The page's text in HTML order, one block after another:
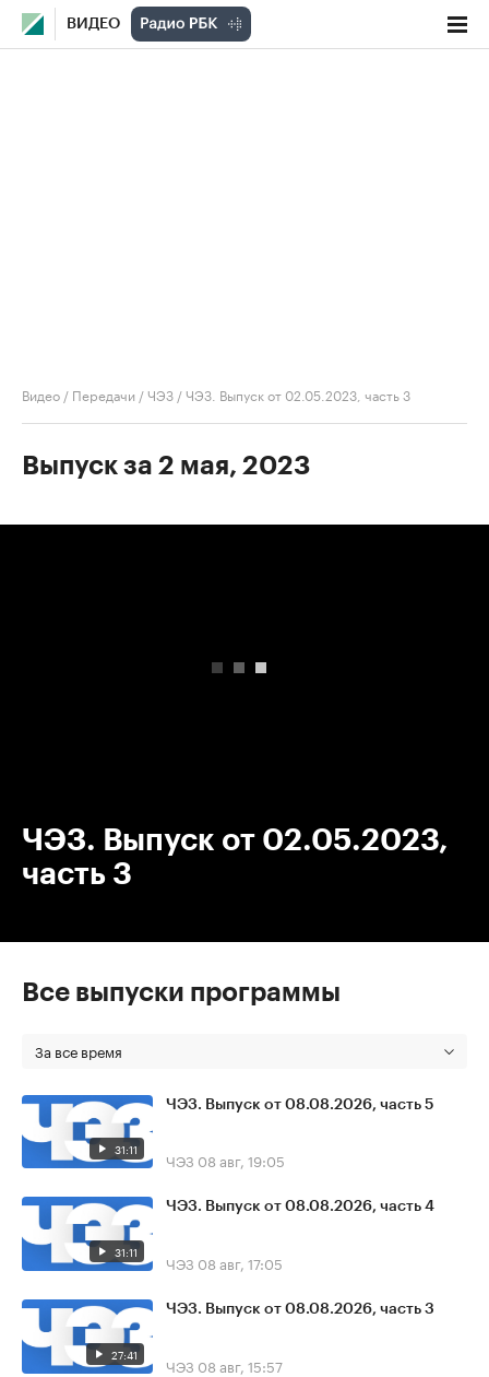
ВИДЕО
Видео / Передачи /ЧЭЗ /ЧЭЗ. Выпуск от 02.05.2023, часть 3
Выпуск за 2 мая, 2023
ЧЭЗ. Выпуск от 02.05.2023,
часть 3
Все выпуски программы
За все время
31:11
ЧЭЗ. Выпуск от 08.08.2026, часть 5
ЧЭЗ 08 авг, 19:05
31:11
ЧЭЗ. Выпуск от 08.08.2026, часть 4
ЧЭЗ 08 авг, 17:05
27:41
ЧЭЗ. Выпуск от 08.08.2026, часть 3
ЧЭЗ 08 авг, 15:57